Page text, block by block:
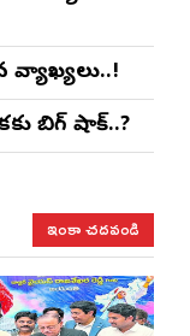
బిగ్ షాక్..?
ఇంకా చదవండి